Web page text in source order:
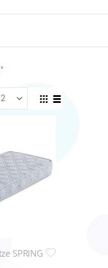
Anzeigen
SPRING